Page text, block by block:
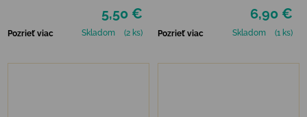
5,50 €
Pozrieť viac Skladom (2 ks)
6,90 €
Pozrieť viac Skladom (1 ks)